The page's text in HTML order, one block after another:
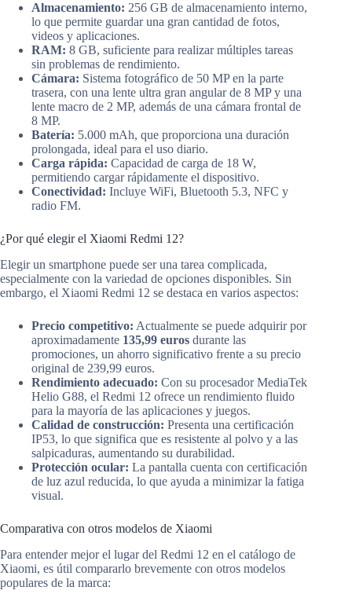
Almacenamiento: 256 GB de almacenamiento interno,
lo que permite guardar una gran cantidad de fotos,
videos y aplicaciones.
RAM: 8 GB, suficiente para realizar múltiples tareas
sin problemas de rendimiento.
Cámara: Sistema fotográfico de 50 MP en la parte
trasera, con una lente ultra gran angular de 8 MP y una
lente macro de 2 MP, además de una cámara frontal de
8 MP.
Batería: 5.000 mAh, que proporciona una duración
prolongada, ideal para el uso diario.
Carga rápida: Capacidad de carga de 18 W,
permitiendo cargar rápidamente el dispositivo.
Conectividad: Incluye WiFi, Bluetooth 5.3, NFC y
radio FM.
¿Por qué elegir el Xiaomi Redmi 12?
Elegir un smartphone puede ser una tarea complicada,
especialmente con la variedad de opciones disponibles. Sin
embargo, el Xiaomi Redmi 12 se destaca en varios aspectos:
Precio competitivo: Actualmente se puede adquirir por
aproximadamente 135,99 euros durante las
promociones, un ahorro significativo frente a su precio
original de 239,99 euros.
Rendimiento adecuado: Con su procesador MediaTek
Helio G88, el Redmi 12 ofrece un rendimiento fluido
para la mayoría de las aplicaciones y juegos.
Calidad de construcción: Presenta una certificación
IP53, lo que significa que es resistente al polvo y a las
salpicaduras, aumentando su durabilidad.
Protección ocular: La pantalla cuenta con certificación
de luz azul reducida, lo que ayuda a minimizar la fatiga
visual.
Comparativa con otros modelos de Xiaomi
Para entender mejor el lugar del Redmi 12 en el catálogo de
Xiaomi, es útil compararlo brevemente con otros modelos
populares de la marca: